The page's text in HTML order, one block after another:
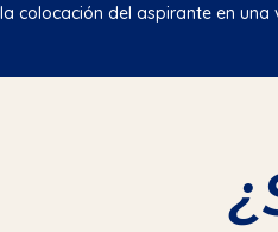
colocación del aspirante en una